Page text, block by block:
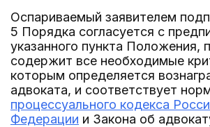
Оспариваемый заявителем
5 Порядка согласуется с
указанного пункта Положения,
содержит все необходимые
которым определяется
адвоката, и соответствует
процессуального кодекса
Федерации и Закона об